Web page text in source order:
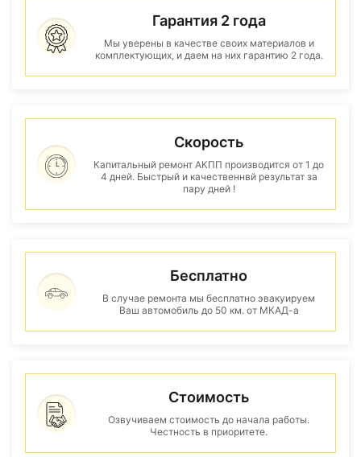
Гарантия 2 года
Мы уверены в качестве своих материалов и
комплектующих, и даем на них гарантию 2 года.
Скорость
Капитальный ремонт АКПП производится от 1 до
4 дней. Быстрый и качественнвй результат за
пару дней !
Бесплатно
В случае ремонта мы бесплатно эвакуируем
Ваш автомобиль до 50 км. от МКАД-а
Стоимость
Озвучиваем стоимость до начала работы.
Честность в приоритете.